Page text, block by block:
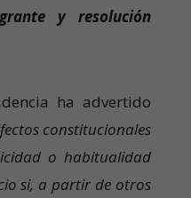
y resolución
ha advertido
constitucionales
o habitualidad
si, a partir de otros